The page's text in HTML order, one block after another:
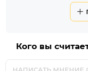
Кого вы